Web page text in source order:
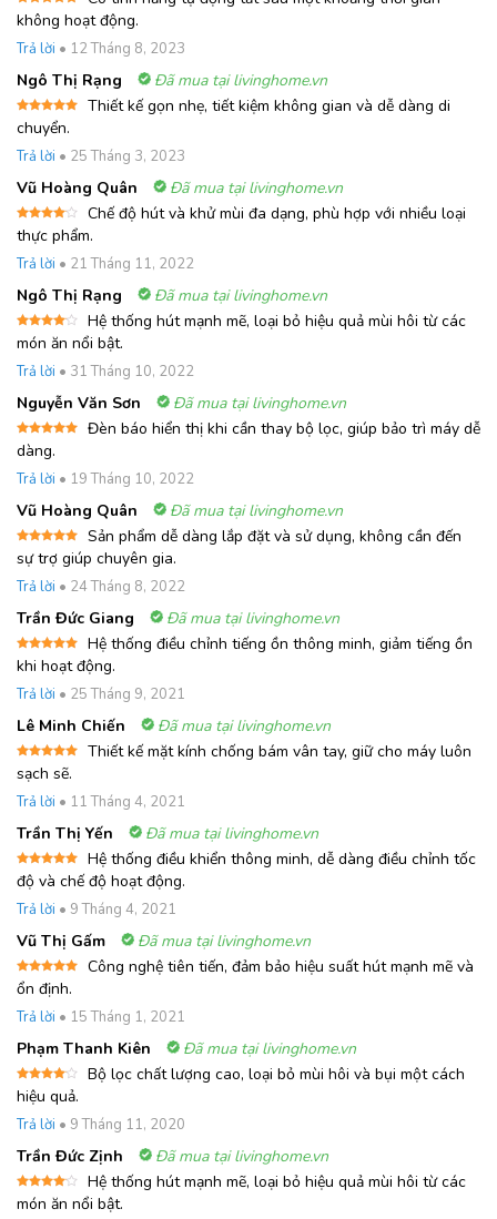
Được xếp
hạng55
không hoạt động.
Trả lời • 12 Tháng 8, 2023
Ngô Thị Rạng Đã mua tại livinghome.vn
Được xếp
hạng55
Thiết kế gọn nhẹ, tiết kiệm không gian và dễ dàng di
chuyển.
Trả lời • 25 Tháng 3, 2023
Vũ Hoàng Quân Đã mua tại livinghome.vn
Được
xếp
5 sao
Chế độ hút và khử mùi đa dạng, phù hợp với nhiều loại
thực phẩm.
Trả lời • 21 Tháng 11, 2022
Ngô Thị Rạng Đã mua tại livinghome.vn
Được
xếp
5 sao
Hệ thống hút mạnh mẽ, loại bỏ hiệu quả mùi hôi từ các
món ăn nổi bật.
Trả lời • 31 Tháng 10, 2022
Nguyễn Văn Sơn Đã mua tại livinghome.vn
Được xếp
hạng5
Đèn báo hiển thị khi cần thay bộ lọc, giúp bảo trì máy dễ
dàng.
Trả lời • 19 Tháng 10, 2022
Vũ Hoàng Quân Đã mua tại livinghome.vn
Được xếp
hạng 55
Sản phẩm dễ dàng lắp đặt và sử dụng, không cần đến
sự trợ giúp chuyên gia.
Trả lời • 24 Tháng 8, 2022
Trần Đức Giang Đã mua tại livinghome.vn
Được xếp
hạng55
Hệ thống điều chỉnh tiếng ồn thông minh, giảm tiếng ồn
khi hoạt động.
Trả lời • 25 Tháng 9, 2021
Lê Minh Chiến Đã mua tại livinghome.vn
Được xếp
hạng 55
Thiết kế mặt kính chống bám vân tay, giữ cho máy luôn
sạch sẽ.
Trả lời • 11 Tháng 4, 2021
Trần Thị Yến Đã mua tại livinghome.vn
Được xếp
hạng5 5
Hệ thống điều khiển thông minh, dễ dàng điều chỉnh tốc
độ và chế độ hoạt động.
Trả lời • 9 Tháng 4, 2021
Vũ Thị Gấm Đã mua tại livinghome.vn
Được xếp
hạng5 5
Công nghệ tiên tiến, đảm bảo hiệu suất hút mạnh mẽ và
ổn định.
Trả lời • 15 Tháng 1, 2021
Phạm Thanh Kiên Đã mua tại livinghome.vn
Được
xếp
5 sao
Bộ lọc chất lượng cao, loại bỏ mùi hôi và bụi một cách
hiệu quả.
Trả lời • 9 Tháng 11, 2020
Trần Đức Zịnh Đã mua tại livinghome.vn
Được
xếp
Hệ thống hút mạnh mẽ, loại bỏ hiệu quả mùi hôi từ các
món ăn nổi bật.